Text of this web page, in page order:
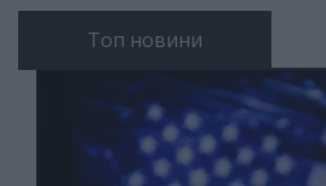
Топ новини